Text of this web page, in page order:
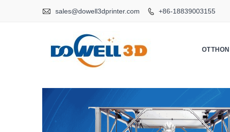
 sales@dowell3dprinter.com  +86-18839003155
OTTHON